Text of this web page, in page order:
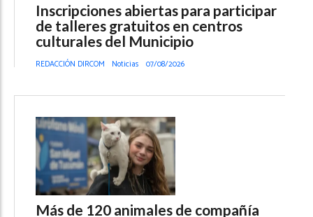
Inscripciones abiertas para participar
de talleres gratuitos en centros
culturales del Municipio
REDACCIÓN DIRCOM Noticias 07/08/2026
Más de 120 animales de compañía